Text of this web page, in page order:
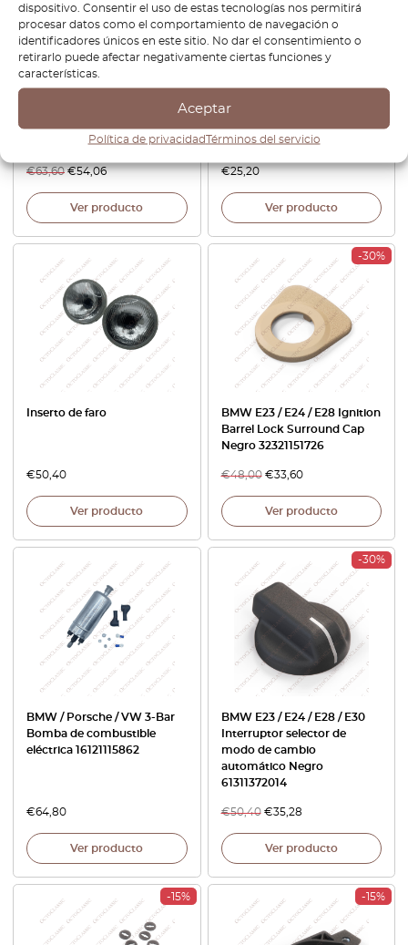
dispositivo. Consentir el uso de estas tecnologías nos permitirá
procesar datos como el comportamiento de navegación o
identificadores únicos en este sitio. No dar el consentimiento o
retirarlo puede afectar negativamente ciertas funciones y
características.
Aceptar
Política de privacidadTérminos del servicio
BMW E10 / E12 / E9 / E3 / E24
51211803752
€63,60 €54,06
Ver producto
Tapón del depósito de
1404700005
€25,20
Ver producto
Inserto de faro
€50,40
Ver producto
-30%
BMW E23 / E24 / E28 Ignition
Barrel Lock Surround Cap
Negro 32321151726
€48,00 €33,60
Ver producto
BMW / Porsche / VW 3-Bar
Bomba de combustible
eléctrica 16121115862
€64,80
Ver producto
-30%
BMW E23 / E24 / E28 / E30
Interruptor selector de
modo de cambio
automático Negro
61311372014
€50,40 €35,28
Ver producto
-15% -15%